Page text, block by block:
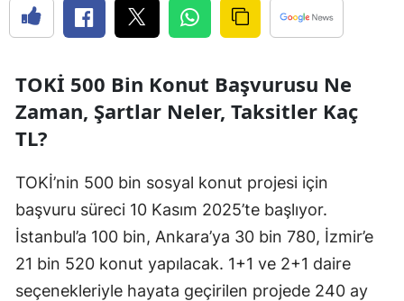
TOKİ 500 Bin Konut Başvurusu Ne
Zaman, Şartlar Neler, Taksitler Kaç
TL?
TOKİ’nin 500 bin sosyal konut projesi için
başvuru süreci 10 Kasım 2025’te başlıyor.
İstanbul’a 100 bin, Ankara’ya 30 bin 780, İzmir’e
21 bin 520 konut yapılacak. 1+1 ve 2+1 daire
seçenekleriyle hayata geçirilen projede 240 ay